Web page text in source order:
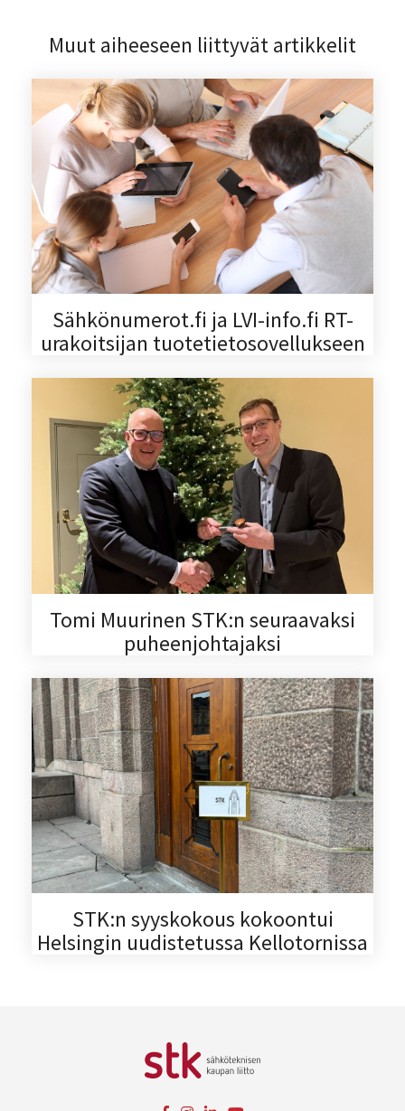
Muut aiheeseen liittyvät artikkelit
Sähkönumerot.fi ja LVI-info.fi RT-
urakoitsijan tuotetietosovellukseen
Tomi Muurinen STK:n seuraavaksi
puheenjohtajaksi
STK:n syyskokous kokoontui
Helsingin uudistetussa Kellotornissa